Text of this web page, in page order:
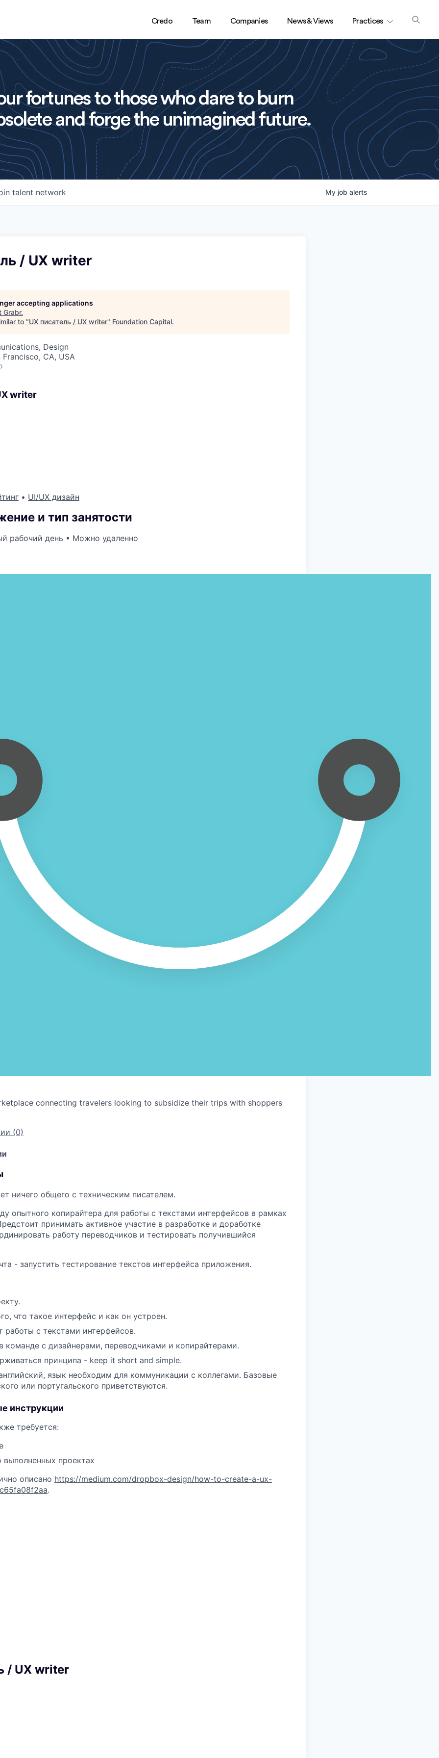
Credo Team Companies News & Views Practices
fortunes to those who dare to burn
and forge the unimagined future.
talent network My job alerts
/ UX writer
accepting applications
Grabr.
to "UX писатель / UX writer" Foundation Capital.
Design
Francisco, CA, USA
writer
• UI/UX дизайн
и тип занятости
рабочий день • Можно удаленно
connecting travelers looking to subsidize their trips with shoppers
(0)
ничего общего с техническим писателем.
опытного копирайтера для работы с текстами интерфейсов в рамках
принимать активное участие в разработке и доработке
работу переводчиков и тестировать получившийся
- запустить тестирование текстов интерфейса приложения.
что такое интерфейс и как он устроен.
с текстами интерфейсов.
команде с дизайнерами, переводчиками и копирайтерами.
принципа - keep it short and simple.
язык необходим для коммуникации c коллегами. Базовые
или португальского приветствуются.
инструкции
требуется:
проектах
описано https://medium.com/dropbox-design/how-to-create-a-ux-
.
/ UX writer